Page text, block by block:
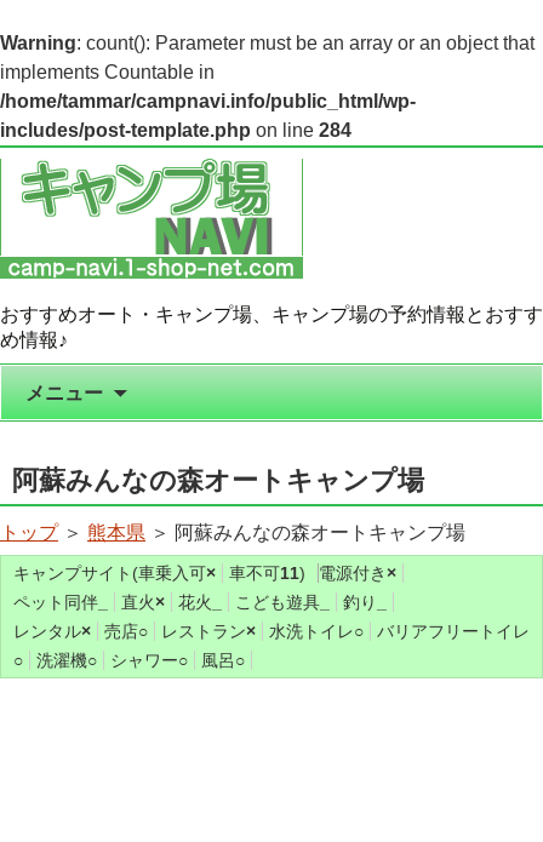
Warning: count(): Parameter must be an array or an object that
implements Countable in
/home/tammar/campnavi.info/public_html/wp-
includes/post-template.php on line 284
おすすめオート・キャンプ場、キャンプ場の予約情報とおすす
め情報♪
メニュー
阿蘇みんなの森オートキャンプ場
トップ＞ 熊本県 ＞ 阿蘇みんなの森オートキャンプ場
キャンプサイト(車乗入可× 車不可11) 電源付き ×
ペット同伴
直火× 花火 こども遊具 釣り
レンタル× 売店○ レストラン× 水洗トイレ○
バリアフリートイレ
○
洗濯機○ シャワー○ 風呂○